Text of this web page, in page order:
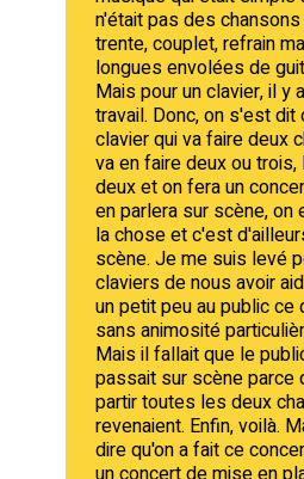
n'était pas des
trente, couplet, refrain
longues envolées de
Mais pour un clavier, il y
travail. Donc, on s'est dit
clavier qui va faire deux
va en faire deux ou
deux et on fera un
en parlera sur scène, on
la chose et c'est
scène. Je me suis levé
claviers de nous avoir
un petit peu au public
sans animosité
Mais il fallait que le
passait sur scène parce
partir toutes les deux
revenaient. Enfin, voilà.
dire qu'on a fait ce